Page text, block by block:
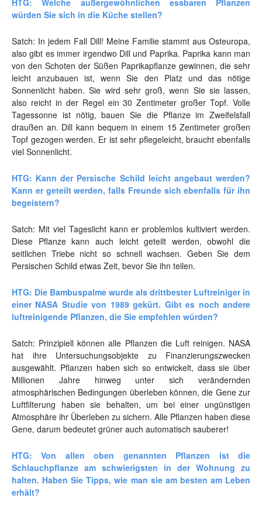
HTG: Welche außergewöhnlichen essbaren Pflanzen
würden Sie sich in die Küche stellen?
Satch: In jedem Fall Dill! Meine Familie stammt aus Osteuropa,
also gibt es immer irgendwo Dill und Paprika. Paprika kann man
von den Schoten der Süßen Paprikapflanze gewinnen, die sehr
leicht anzubauen ist, wenn Sie den Platz und das nötige
Sonnenlicht haben. Sie wird sehr groß, wenn Sie sie lassen,
also reicht in der Regel ein 30 Zentimeter großer Topf. Volle
Tagessonne ist nötig, bauen Sie die Pflanze im Zweifelsfall
draußen an. Dill kann bequem in einem 15 Zentimeter großen
Topf gezogen werden. Er ist sehr pflegeleicht, braucht ebenfalls
viel Sonnenlicht.
HTG: Kann der Persische Schild leicht angebaut werden?
Kann er geteilt werden, falls Freunde sich ebenfalls für ihn
begeistern?
Satch: Mit viel Tageslicht kann er problemlos kultiviert werden.
Diese Pflanze kann auch leicht geteilt werden, obwohl die
seitlichen Triebe nicht so schnell wachsen. Geben Sie dem
Persischen Schild etwas Zeit, bevor Sie ihn teilen.
HTG: Die Bambuspalme wurde als drittbester Luftreiniger in
einer NASA Studie von 1989 gekürt. Gibt es noch andere
luftreinigende Pflanzen, die Sie empfehlen würden?
Satch: Prinzipiell können alle Pflanzen die Luft reinigen. NASA
hat ihre Untersuchungsobjekte zu Finanzierungszwecken
ausgewählt. Pflanzen haben sich so entwickelt, dass sie über
Millionen Jahre hinweg unter sich verändernden
atmosphärischen Bedingungen überleben können, die Gene zur
Luftfilterung haben sie behalten, um bei einer ungünstigen
Atmosphäre ihr Überleben zu sichern. Alle Pflanzen haben diese
Gene, darum bedeutet grüner auch automatisch sauberer!
HTG: Von allen oben genannten Pflanzen ist die
Schlauchpflanze am schwierigsten in der Wohnung zu
halten. Haben Sie Tipps, wie man sie am besten am Leben
erhält?